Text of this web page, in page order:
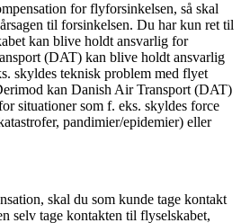
for flyforsinkelsen, så skal
til forsinkelsen. Du har kun ret til
kan blive holdt ansvarlig for
(DAT) kan blive holdt ansvarlig
skyldes teknisk problem med flyet
kan Danish Air Transport (DAT)
situationer som f. eks. skyldes force
pandimier/epidemier) eller
skal du som kunde tage kontakt
selv tage kontakten til flyselskabet,